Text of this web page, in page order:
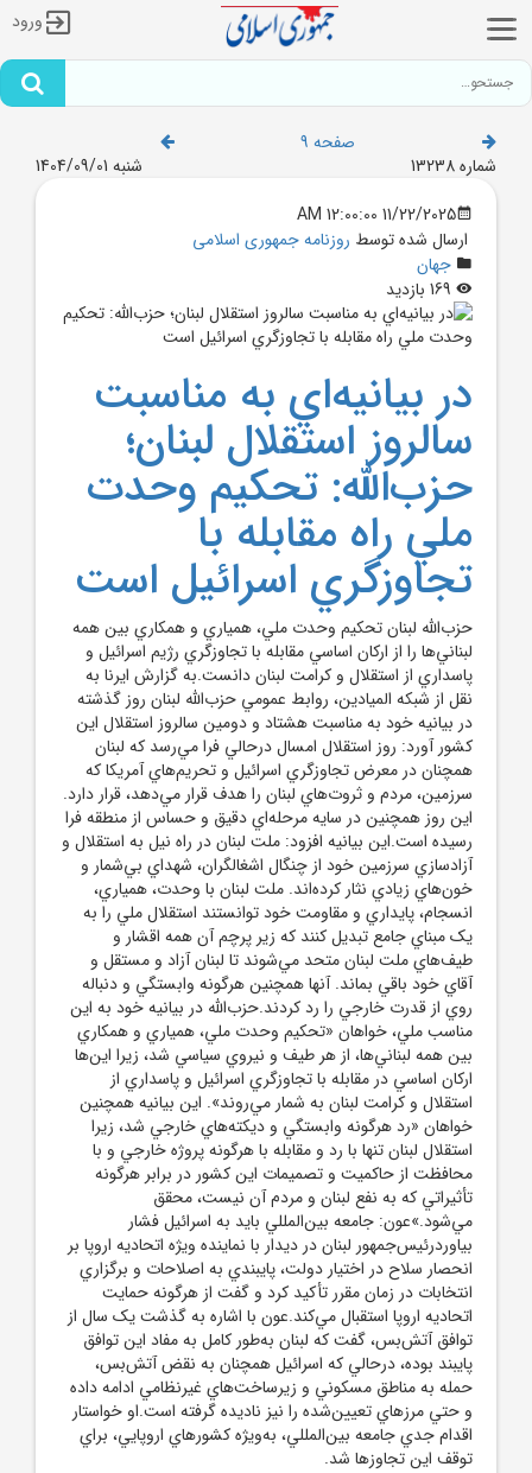
ورود
صفحه 9
شماره 13238
شنبه 1404/09/01
11/22/2025 12:00:00 AM
ارسال شده توسط روزنامه جمهوری اسلامی
جهان
در بيانيه‌اي به مناسبت
سالروز استقلال لبنان؛
حزب‌الله: تحکيم وحدت
ملي راه مقابله با
تجاوزگري اسرائيل است
حزب‌الله لبنان تحکيم وحدت ملي، همياري و همکاري بين همه
لبناني‌ها را از ارکان اساسي مقابله با تجاوزگري رژيم اسرائيل و
پاسداري از استقلال و کرامت لبنان دانست.به گزارش ايرنا به
نقل از شبکه الميادين، روابط عمومي حزب‌الله لبنان روز گذشته
در بيانيه خود به مناسبت هشتاد و دومين سالروز استقلال اين
کشور آورد: روز استقلال امسال درحالي فرا مي‌رسد که لبنان
همچنان در معرض تجاوزگري اسرائيل و تحريم‌هاي آمريکا که
سرزمين، مردم و ثروت‌هاي لبنان را هدف قرار مي‌دهد، قرار دارد.
اين روز همچنين در سايه مرحله‌اي دقيق و حساس از منطقه فرا
رسيده است.اين بيانيه افزود: ملت لبنان در راه نيل به استقلال و
آزادسازي سرزمين خود از چنگال اشغالگران، شهداي بي‌شمار و
خون‌هاي زيادي نثار کرده‌اند. ملت لبنان با وحدت، همياري،
انسجام، پايداري و مقاومت خود توانستند استقلال ملي را به
يک مبناي جامع تبديل کنند که زير پرچم آن همه اقشار و
طيف‌هاي ملت لبنان متحد مي‌شوند تا لبنان آزاد و مستقل و
آقاي خود باقي بماند. آنها همچنين هرگونه وابستگي و دنباله
روي از قدرت خارجي را رد کردند.حزب‌الله در بيانيه خود به اين
مناسب ملي، خواهان «تحکيم وحدت ملي، همياري و همکاري
بين همه لبناني‌ها، از هر طيف و نيروي سياسي شد، زيرا اين‌ها
ارکان اساسي در مقابله با تجاوزگري اسرائيل و پاسداري از
استقلال و کرامت لبنان به شمار مي‌روند». اين بيانيه همچنين
خواهان «رد هرگونه وابستگي و ديکته‌هاي خارجي شد، زيرا
استقلال لبنان تنها با رد و مقابله با هرگونه پروژه خارجي و با
محافظت از حاکميت و تصميمات اين کشور در برابر هرگونه
تأثيراتي که به نفع لبنان و مردم آن نيست، محقق
مي‌شود.»عون: جامعه بين‌المللي بايد به اسرائيل فشار
بياوردرئيس‌جمهور لبنان در ديدار با نماينده ويژه اتحاديه اروپا بر
انحصار سلاح در اختيار دولت، پايبندي به اصلاحات و برگزاري
انتخابات در زمان مقرر تأکيد کرد و گفت از هرگونه حمايت
اتحاديه اروپا استقبال مي‌کند.عون با اشاره به گذشت يک سال از
توافق آتش‌بس، گفت که لبنان به‌طور کامل به مفاد اين توافق
پايبند بوده، درحالي که اسرائيل همچنان به نقض آتش‌بس،
حمله به مناطق مسکوني و زيرساخت‌هاي غيرنظامي ادامه داده
و حتي مرزهاي تعيين‌شده را نيز ناديده گرفته است.او خواستار
اقدام جدي جامعه بين‌المللي، به‌ويژه کشورهاي اروپايي، براي
توقف اين تجاوزها شد.